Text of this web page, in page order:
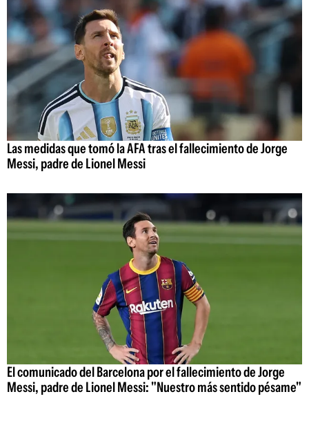
Las medidas que tomó la AFA tras el fallecimiento de Jorge
Messi, padre de Lionel Messi
El comunicado del Barcelona por el fallecimiento de Jorge
Messi, padre de Lionel Messi: "Nuestro más sentido pésame"